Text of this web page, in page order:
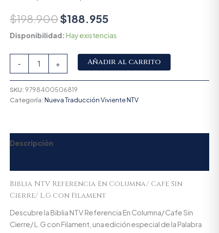
$198.900$188.955
Disponibilidad: Hay existencias
- + Añadir al carrito
SKU: 9798400506819
Categoría:Nueva Traducción Viviente NTV
Descripción
Biblia NTV Referencia En Columna/ Cafe Sin
Cierre/ L.G con Filament
Descubre la Biblia NTV Referencia En Columna/ Cafe Sin
Cierre/ L.G con Filament, una edición especial de la Palabra